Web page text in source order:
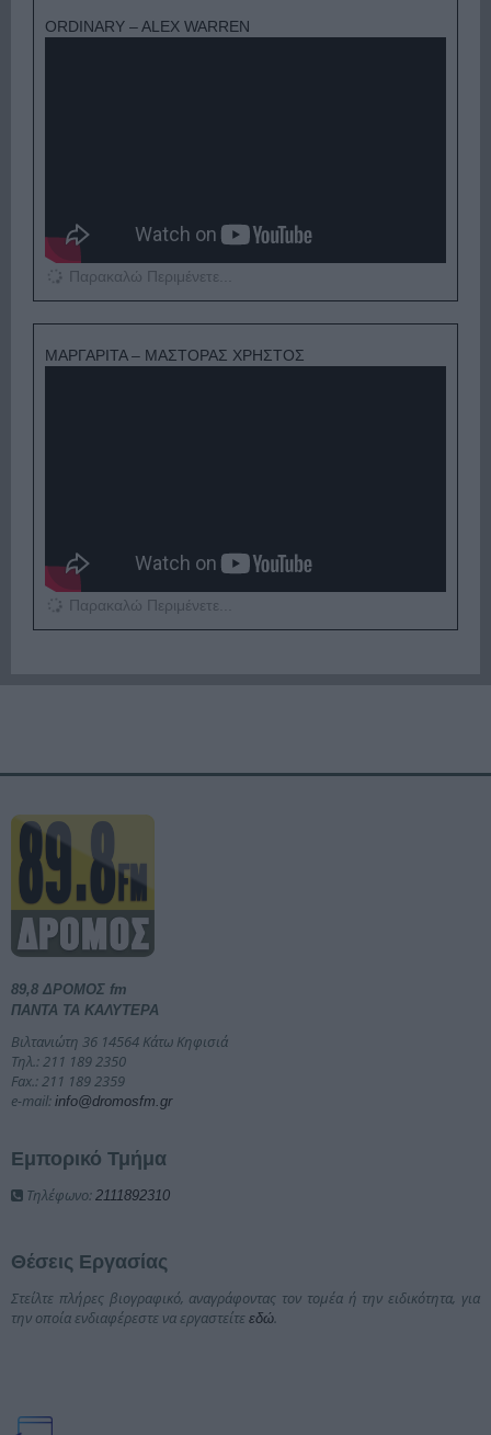
ORDINARY – ALEX WARREN
Παρακαλώ Περιμένετε...
ΜΑΡΓΑΡΙΤΑ – ΜΑΣΤΟΡΑΣ ΧΡΗΣΤΟΣ
Παρακαλώ Περιμένετε...
89,8 ΔΡΟΜΟΣ fm
ΠΑΝΤΑ ΤΑ ΚΑΛΥΤΕΡΑ
Βιλτανιώτη 36 14564 Κάτω Κηφισιά
Τηλ.: 211 189 2350
Fax.: 211 189 2359
e-mail: info@dromosfm.gr
Εμπορικό Τμήμα
Τηλέφωνο: 2111892310
Θέσεις Εργασίας
Στείλτε πλήρες βιογραφικό, αναγράφοντας τον τομέα ή την ειδικότητα, για
την οποία ενδιαφέρεστε να εργαστείτε εδώ.